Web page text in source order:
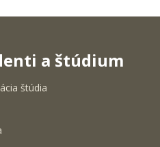
a štúdium
štúdia